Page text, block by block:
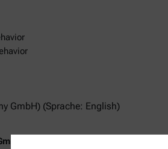
GmbH) (Sprache: English)